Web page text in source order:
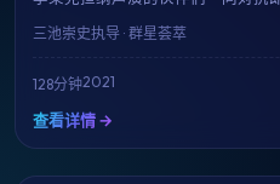
画面美学与配乐令人沉醉，每一集
三池崇史执导 · 群星荟萃
128分钟2021
查看详情 →